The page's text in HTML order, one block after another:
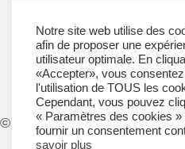
Loisirs
Papiers – Citoyenneté
Social – Santé
Transports
© 2026 Commune de Lucay
Notre site web utilise des
afin de proposer une
utilisateur optimale. En
«Accepter», vous
l'utilisation de TOUS les
Cependant, vous pouvez
« Paramètres des cookies »
fournir un consentement
savoir plus